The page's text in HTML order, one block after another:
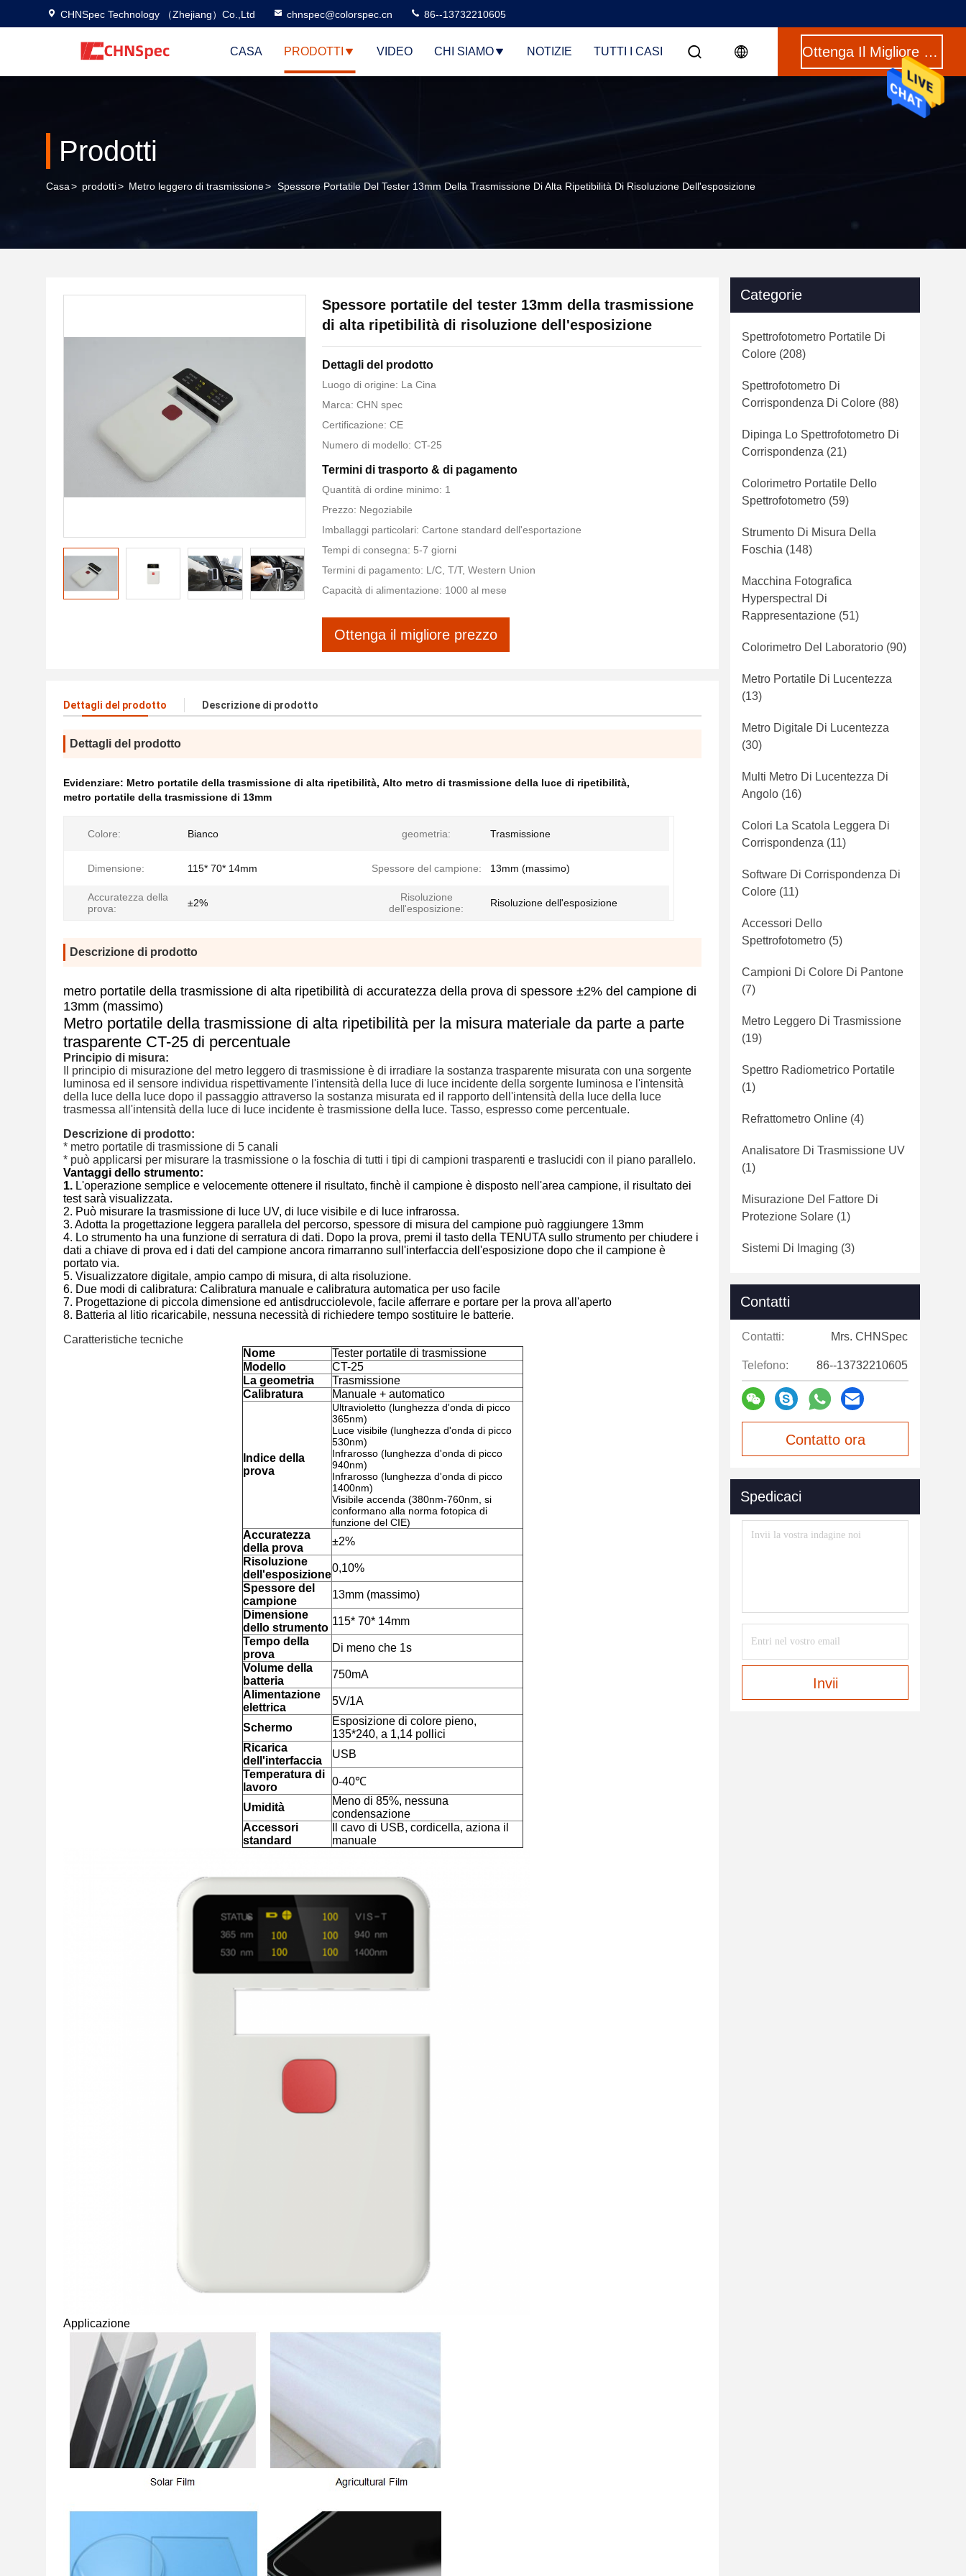
CHNSpec Technology （Zhejiang）Co.,Ltd chnspec@colorspec.cn 86--13732210605
CASA PRODOTTI VIDEO CHI SIAMO NOTIZIE TUTTI I CASI Ottenga Il Migliore Prezzo
Prodotti
Casa> prodotti> Metro leggero di trasmissione> Spessore Portatile Del Tester 13mm Della Trasmissione Di Alta Ripetibilità Di Risoluzione Dell'esposizione
Spessore portatile del tester 13mm della trasmissione
di alta ripetibilità di risoluzione dell'esposizione
Dettagli del prodotto
Luogo di origine: La Cina
Marca: CHN spec
Certificazione: CE
Numero di modello: CT-25
Termini di trasporto & di pagamento
Quantità di ordine minimo: 1
Prezzo: Negoziabile
Imballaggi particolari: Cartone standard dell'esportazione
Tempi di consegna: 5-7 giorni
Termini di pagamento: L/C, T/T, Western Union
Capacità di alimentazione: 1000 al mese
Ottenga il migliore prezzo
Dettagli del prodotto Descrizione di prodotto
Dettagli del prodotto
Evidenziare: Metro portatile della trasmissione di alta ripetibilità, Alto metro di trasmissione della luce di ripetibilità,
metro portatile della trasmissione di 13mm
Colore: Bianco geometria: Trasmissione
Dimensione: 115* 70* 14mm Spessore del campione: 13mm (massimo)
Accuratezza della
prova:
±2%
Risoluzione
dell'esposizione:
Risoluzione dell'esposizione
Descrizione di prodotto
metro portatile della trasmissione di alta ripetibilità di accuratezza della prova di spessore ±2% del campione di
13mm (massimo)
Metro portatile della trasmissione di alta ripetibilità per la misura materiale da parte a parte
trasparente CT-25 di percentuale
Principio di misura:
Il principio di misurazione del metro leggero di trasmissione è di irradiare la sostanza trasparente misurata con una sorgente
luminosa ed il sensore individua rispettivamente l'intensità della luce di luce incidente della sorgente luminosa e l'intensità
della luce della luce dopo il passaggio attraverso la sostanza misurata ed il rapporto dell'intensità della luce della luce
trasmessa all'intensità della luce di luce incidente è trasmissione della luce. Tasso, espresso come percentuale.
Descrizione di prodotto:
* metro portatile di trasmissione di 5 canali
* può applicarsi per misurare la trasmissione o la foschia di tutti i tipi di campioni trasparenti e traslucidi con il piano parallelo.
Vantaggi dello strumento:
1. L'operazione semplice e velocemente ottenere il risultato, finchè il campione è disposto nell'area campione, il risultato dei
test sarà visualizzata.
2. Può misurare la trasmissione di luce UV, di luce visibile e di luce infrarossa.
3. Adotta la progettazione leggera parallela del percorso, spessore di misura del campione può raggiungere 13mm
4. Lo strumento ha una funzione di serratura di dati. Dopo la prova, premi il tasto della TENUTA sullo strumento per chiudere i
dati a chiave di prova ed i dati del campione ancora rimarranno sull'interfaccia dell'esposizione dopo che il campione è
portato via.
5. Visualizzatore digitale, ampio campo di misura, di alta risoluzione.
6. Due modi di calibratura: Calibratura manuale e calibratura automatica per uso facile
7. Progettazione di piccola dimensione ed antisdrucciolevole, facile afferrare e portare per la prova all'aperto
8. Batteria al litio ricaricabile, nessuna necessità di richiedere tempo sostituire le batterie.
Caratteristiche tecniche
Nome
Tester portatile di trasmissione
Modello
CT-25
La geometria
Trasmissione
Calibratura
Manuale + automatico
Indice della
prova
Ultravioletto (lunghezza d'onda di picco
365nm)
Luce visibile (lunghezza d'onda di picco
530nm)
Infrarosso (lunghezza d'onda di picco
940nm)
Infrarosso (lunghezza d'onda di picco
1400nm)
Visibile accenda (380nm-760nm, si
conformano alla norma fotopica di
funzione del CIE)
Accuratezza
della prova
±2%
Risoluzione
dell'esposizione
0,10%
Spessore del
campione
13mm (massimo)
Dimensione
dello strumento
115* 70* 14mm
Tempo della
prova
Di meno che 1s
Volume della
batteria
750mA
Alimentazione
elettrica
5V/1A
Schermo
Esposizione di colore pieno,
135*240, a 1,14 pollici
Ricarica
dell'interfaccia
USB
Temperatura di
lavoro
0-40℃
Umidità
Meno di 85%, nessuna
condensazione
Accessori
standard
Il cavo di USB, cordicella, aziona il
manuale
Applicazione
Categorie
Spettrofotometro Portatile Di
Colore (208)
Spettrofotometro Di
Corrispondenza Di Colore (88)
Dipinga Lo Spettrofotometro Di
Corrispondenza (21)
Colorimetro Portatile Dello
Spettrofotometro (59)
Strumento Di Misura Della
Foschia (148)
Macchina Fotografica
Hyperspectral Di
Rappresentazione (51)
Colorimetro Del Laboratorio (90)
Metro Portatile Di Lucentezza
(13)
Metro Digitale Di Lucentezza
(30)
Multi Metro Di Lucentezza Di
Angolo (16)
Colori La Scatola Leggera Di
Corrispondenza (11)
Software Di Corrispondenza Di
Colore (11)
Accessori Dello
Spettrofotometro (5)
Campioni Di Colore Di Pantone
(7)
Metro Leggero Di Trasmissione
(19)
Spettro Radiometrico Portatile
(1)
Refrattometro Online (4)
Analisatore Di Trasmissione UV
(1)
Misurazione Del Fattore Di
Protezione Solare (1)
Sistemi Di Imaging (3)
Contatti
Contatti: Mrs. CHNSpec
Telefono: 86--13732210605
Contatto ora
Spedicaci
Invii